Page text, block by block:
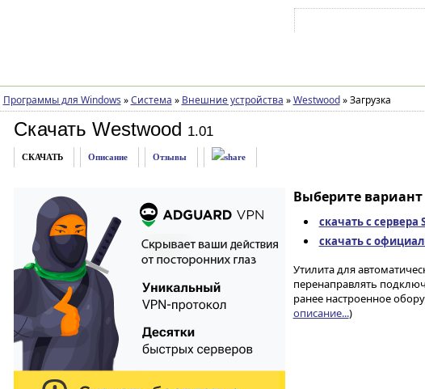
Программы для Windows » Система » Внешние устройства » Westwood »Загрузка
Скачать Westwood 1.01
СКАЧАТЬ Описание Отзывы
Выберите вариант
скачать с сервера
скачать с
Утилита для
перенаправлять
ранее настроенное
описание...)